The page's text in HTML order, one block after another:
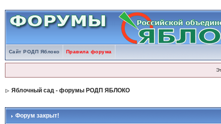
Сайт РОДП Яблоко Правила форума
Яблочный сад - форумы РОДП ЯБЛОКО
Форум закрыт!